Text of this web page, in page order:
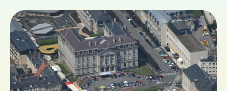
Biglietti
INT AT CH
DE
ES
FR UK
IE
IT
NL